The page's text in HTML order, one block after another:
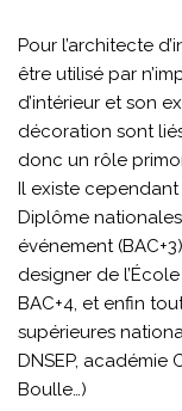
Pour l’architecte
être utilisé par
d’intérieur et son
décoration sont
donc un rôle
Il existe
Diplôme
événement
designer de
BAC+4, et enfin
supérieures
DNSEP, académie
Boulle…)